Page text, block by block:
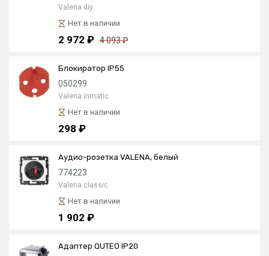
Valena diy
Нет в наличии
2 972 ₽ 4 093 ₽
Блокиратор IP55
050299
Valena inmatic
Нет в наличии
298 ₽
Аудио-розетка VALENA, белый
774223
Valena classic
Нет в наличии
1 902 ₽
Адаптер QUTEO IP20